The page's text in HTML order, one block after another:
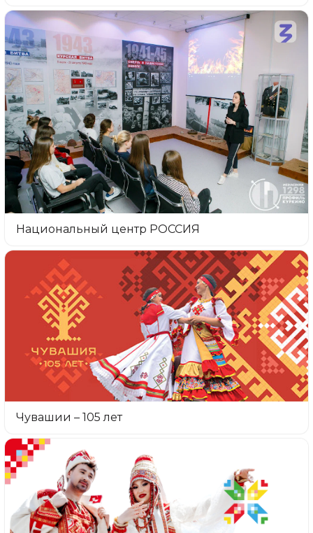
Национальный центр РОССИЯ
Чувашии – 105 лет